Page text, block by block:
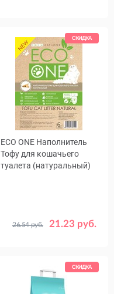
СКИДКА
ECO ONE Наполнитель
Тофу для кошачьего
туалета (натуральный)
21.23 руб.
26.54 руб.
Объем,
6
СКИДКА